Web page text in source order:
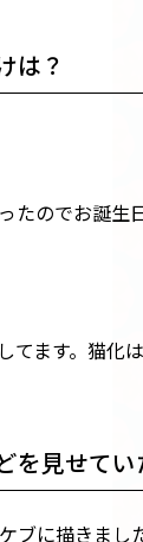
は？
たのでお誕生
ます。猫化
を見せてい
ブに描きまし